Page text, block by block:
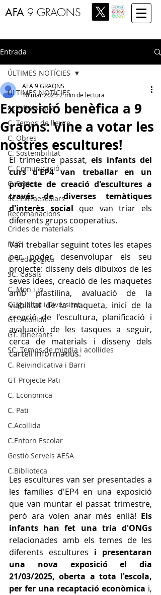
AFA 9 GRAONS
Entrada
ÚLTIMES NOTÍCIES
Activitats aula
C. Temps de lleure
C. Obres
C. Sostenibilitat
C. Comunicació
C. Festes
SC. Extraescolars
Recomanacions
Crides de materials
INICI
C. Pedagògica
SC. Casals
C. Mon i jo
C. Igualtat i Diversitat
GT. Acollida
GT. Itinerants
SC. Temps de migdia i acollides
C. Reivindicativa i Barri
GT Projecte Pati
C. Economica
C. Pati
C.Acollida
C.Entorn Escolar
Gestió Serveis AESA
C.Biblioteca
ÚLTIMES NOTÍCIES
Exposició benèfica a 9
Graons: Vine a votar les
nostres escultures!
AFA 9 GRAONS
10 mar 20252 min de lectura
El trimestre passat, els infants del
curs d'EP4 van treballar en un
projecte de creació d'escultures a
través de diverses temàtiques
d'interès social que van triar els
diferents grups cooperatius.
Van treballar seguint totes les etapes
per poder desenvolupar els seu
projecte: disseny dels dibuixos de les
seves idees, creació de les maquetes
amb plastilina, avaluació de la
viabilitat de la maqueta, inici de la
creació de l'escultura, planificació i
avaluació de les tasques a seguir,
cerca de materials i disseny dels
cartell informatius.
Les escultures van ser presentades a
les famílies d'EP4 en una exposició
que van muntar el passat trimestre,
però ara volen anar més enllà! Els
infants han fet una tria d'ONGs
relacionades amb els temes de les
diferents escultures i presentaran
una nova exposició el dia
21/03/2025, oberta a tota l'escola,
per fer una recaptació econòmica i,